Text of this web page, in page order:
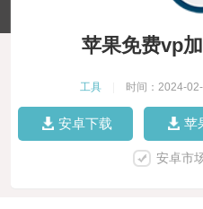
苹果免费vp
工具 时间：2024-
安卓下载 苹
安卓市